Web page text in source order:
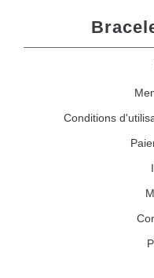
Conditions